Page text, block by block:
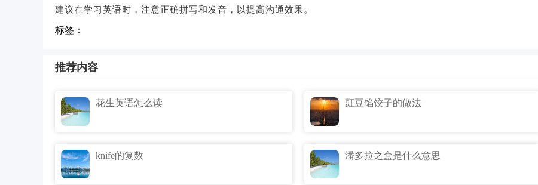
建议在学习英语时，注意正确拼写和发音，以提高沟通效果。
标签：
推荐内容
花生英语怎么读 豇豆馅饺子的做法
knife的复数 潘多拉之盒是什么意思